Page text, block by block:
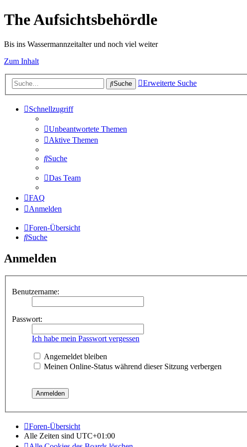
The Aufsichtsbehördle
Bis ins Wassermannzeitalter und noch viel weiter
Zum Inhalt
Suche Erweiterte Suche
Schnellzugriff
Unbeantwortete Themen
Aktive Themen
Suche
Das Team
FAQ
Anmelden
Foren-Übersicht
Suche
Anmelden
Benutzername:
Passwort:
Ich habe mein Passwort vergessen
Angemeldet bleiben
Meinen Online-Status während dieser Sitzung verbergen
Foren-Übersicht
Alle Zeiten sind UTC+01:00